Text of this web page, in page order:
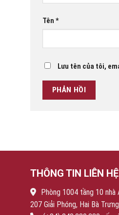
Tên *
Lưu tên của tôi,
THÔNG TIN LIÊN HỆ
Phòng 1004 tầng 10 nhà
207 Giải Phóng, Hai Bà